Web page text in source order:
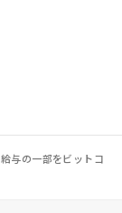
与の一部をビットコ